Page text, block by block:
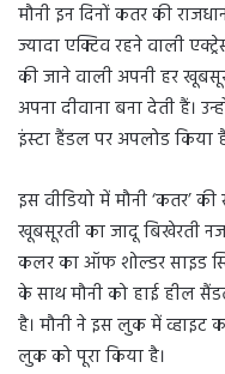
मौनी इन दिनों कतर की
ज्यादा एक्टिव रहने वाली
की जाने वाली अपनी हर
अपना दीवाना बना देती हैं।
इंस्टा हैंडल पर अपलोड किया
इस वीडियो में मौनी ‘कतर’
खूबसूरती का जादू बिखेरती
कलर का ऑफ शोल्डर साइड
के साथ मौनी को हाई हील
है। मौनी ने इस लुक में
लुक को पूरा किया है।